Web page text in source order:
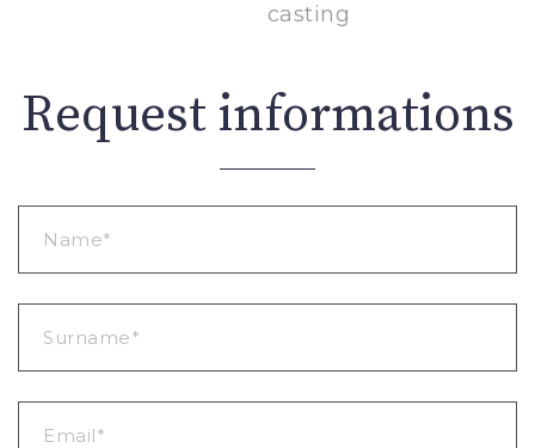
casting
Request informations